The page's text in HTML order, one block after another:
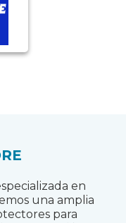
en
una amplia
para